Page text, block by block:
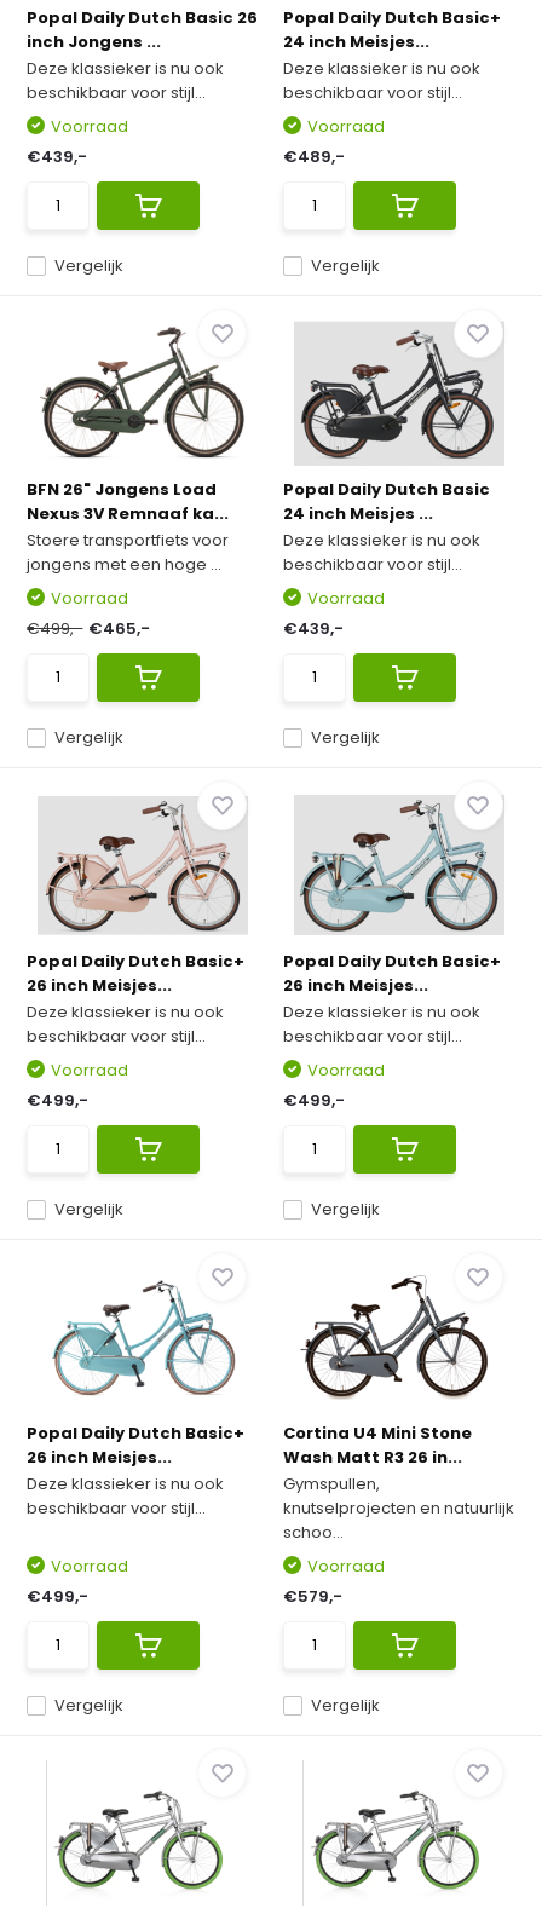
Popal Daily Dutch Basic 26
inch Jongens ...
Deze klassieker is nu ook
beschikbaar voor stijl...
Vergelijk
Voorraad
€439,-
Popal Daily Dutch Basic+
24 inch Meisjes...
Deze klassieker is nu ook
beschikbaar voor stijl...
Vergelijk
Voorraad
€489,-
BFN 26" Jongens Load
Nexus 3V Remnaaf ka...
Stoere transportfiets voor
jongens met een hoge ...
Vergelijk
Voorraad
€499,- €465,-
Popal Daily Dutch Basic
24 inch Meisjes ...
Deze klassieker is nu ook
beschikbaar voor stijl...
Vergelijk
Voorraad
€439,-
Popal Daily Dutch Basic+
26 inch Meisjes...
Deze klassieker is nu ook
beschikbaar voor stijl...
Vergelijk
Voorraad
€499,-
Popal Daily Dutch Basic+
26 inch Meisjes...
Deze klassieker is nu ook
beschikbaar voor stijl...
Vergelijk
Voorraad
€499,-
Popal Daily Dutch Basic+
26 inch Meisjes...
Deze klassieker is nu ook
beschikbaar voor stijl...
Vergelijk
Voorraad
€499,-
Cortina U4 Mini Stone
Wash Matt R3 26 in...
Gymspullen,
knutselprojecten en natuurlijk
schoo...
Vergelijk
Voorraad
€579,-